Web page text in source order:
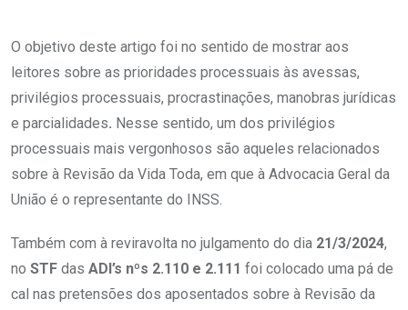
O objetivo deste artigo foi no sentido de mostrar aos
leitores sobre as prioridades processuais às avessas,
privilégios processuais, procrastinações, manobras jurídicas
e parcialidades. Nesse sentido, um dos privilégios
processuais mais vergonhosos são aqueles relacionados
sobre à Revisão da Vida Toda, em que à Advocacia Geral da
União é o representante do INSS.
Também com à reviravolta no julgamento do dia 21/3/2024,
no STF das ADI’s nºs 2.110 e 2.111 foi colocado uma pá de
cal nas pretensões dos aposentados sobre à Revisão da